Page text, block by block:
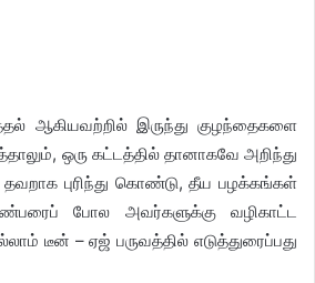
ஆகியவற்றில் இருந்து குழந்தைகளை
ஒரு கட்டத்தில் தானாகவே அறிந்து
புரிந்து கொண்டு, தீய பழக்கங்கள்
போல அவர்களுக்கு வழிகாட்ட
டீன் – ஏஜ் பருவத்தில் எடுத்துரைப்பது